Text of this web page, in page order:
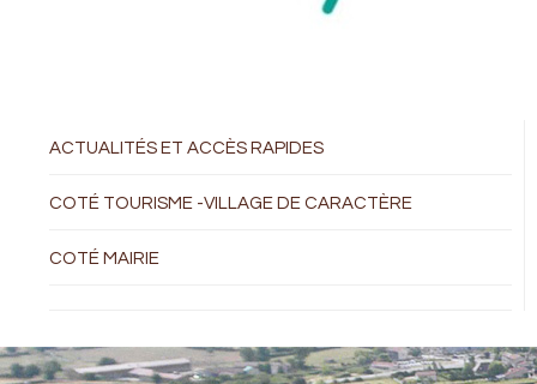
ACTUALITÉS ET ACCÈS RAPIDES
COTÉ TOURISME -VILLAGE DE CARACTÈRE
COTÉ MAIRIE